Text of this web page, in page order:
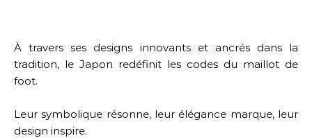
À travers ses designs innovants et ancrés dans la
tradition, le Japon redéfinit les codes du maillot de
foot.
Leur symbolique résonne, leur élégance marque, leur
design inspire.